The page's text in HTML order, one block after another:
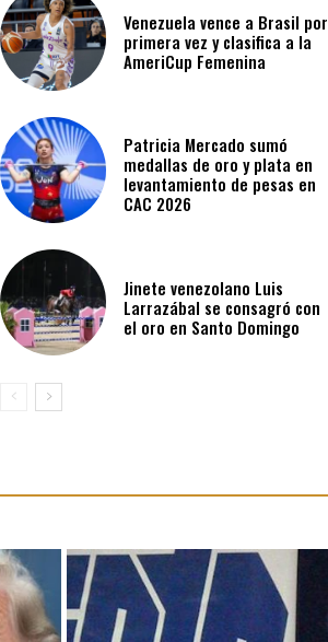
Venezuela vence a Brasil por
primera vez y clasifica a la
AmeriCup Femenina​
Patricia Mercado sumó
medallas de oro y plata en
levantamiento de pesas en
CAC 2026
Jinete venezolano Luis
Larrazábal se consagró con
el oro en Santo Domingo